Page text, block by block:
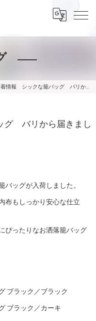
情報 シックな籠バッグ バリから届きました。
バリから届きまし
ッグが入荷しました。
布もしっかり安心な仕立
ぴったりなお洒落籠バッグ
ブラック／ブラック
ブラック／カーキ